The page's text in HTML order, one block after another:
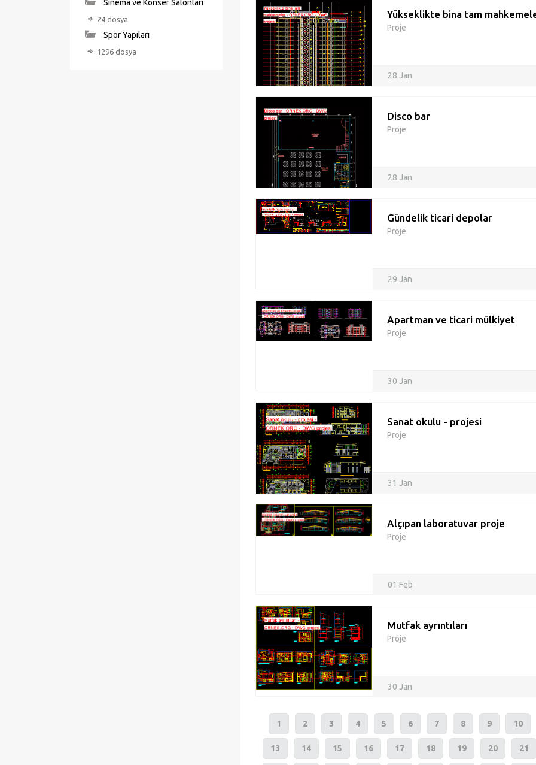
Sinema ve Konser Salonları
24 dosya
Spor Yapıları
1296 dosya
Yükseklikte bina tam
Proje
28 Jan
Disco bar
Proje
28 Jan
Gündelik ticari depolar
Proje
29 Jan
Apartman ve ticari mülkiyet
Proje
30 Jan
Sanat okulu - projesi
Proje
31 Jan
Alçıpan laboratuvar proje
Proje
01 Feb
Mutfak ayrıntıları
Proje
30 Jan
1 2 3 4 5 6 7 8 9 10
13 14 15 16 17 18 19 20 21